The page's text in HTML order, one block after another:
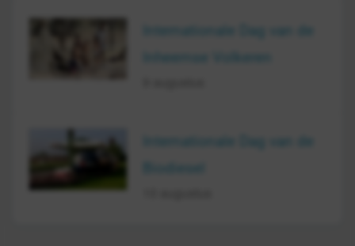
Internationale Dag van de
Internationale Dag van de